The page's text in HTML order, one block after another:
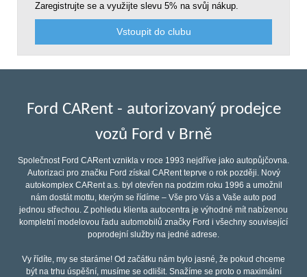
Zaregistrujte se a využijte slevu 5% na svůj nákup.
Vstoupit do clubu
Ford CARent - autorizovaný prodejce
vozů Ford v Brně
Společnost Ford CARent vznikla v roce 1993 nejdříve jako autopůjčovna.
Autorizaci pro značku Ford získal CARent teprve o rok později. Nový
autokomplex CARent a.s. byl otevřen na podzim roku 1996 a umožnil
nám dostát mottu, kterým se řídíme – Vše pro Vás a Vaše auto pod
jednou střechou. Z pohledu klienta autocentra je výhodné mít nabízenou
kompletní modelovou řadu automobilů značky Ford i všechny související
poprodejní služby na jedné adrese.
Vy řídíte, my se staráme! Od začátku nám bylo jasné, že pokud chceme
být na trhu úspěšní, musíme se odlišit. Snažíme se proto o maximální